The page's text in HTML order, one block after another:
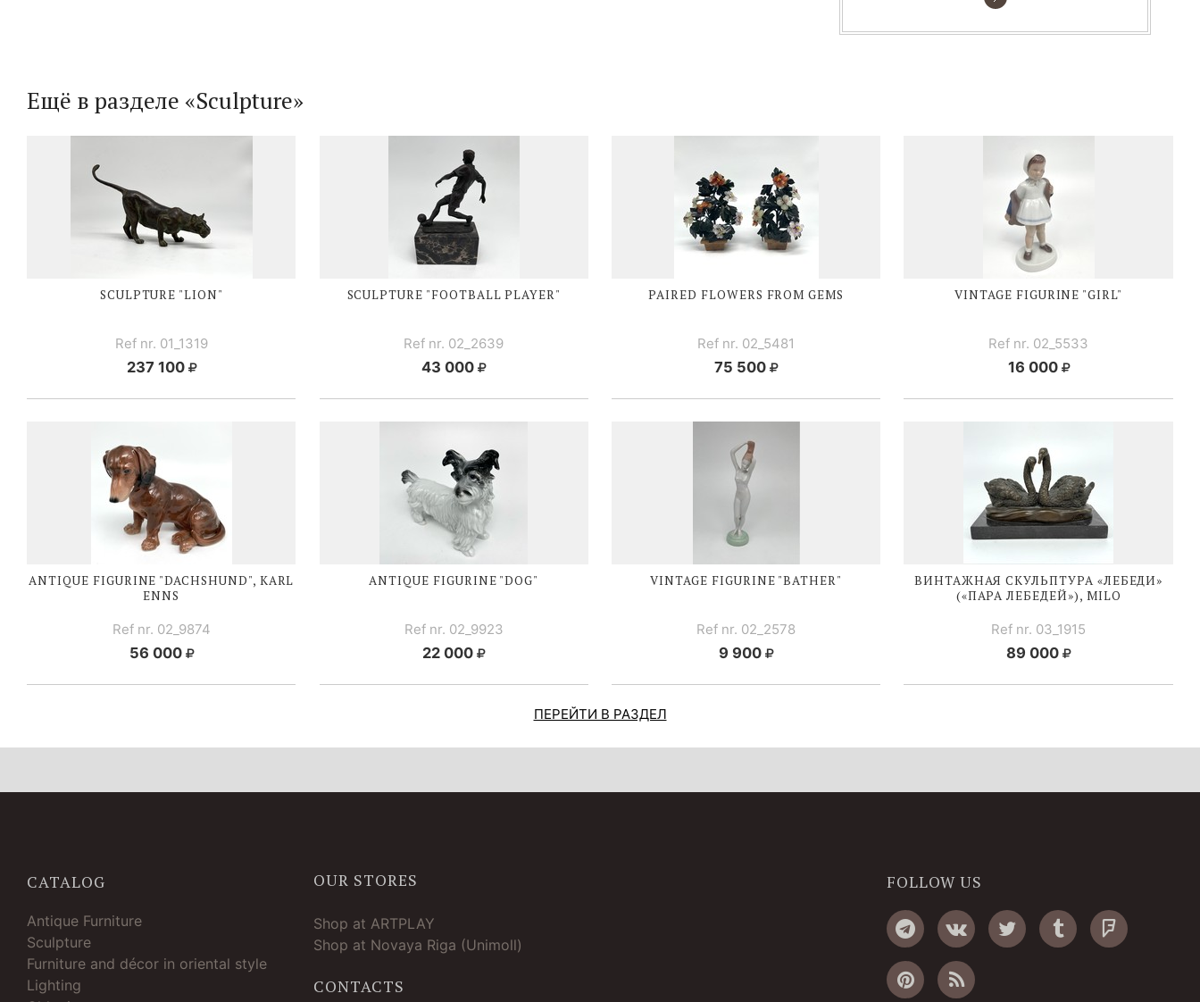
Ещё в разделе «Sculpture»
SCULPTURE "LION"
Ref nr. 01_1319
237 100
SCULPTURE "FOOTBALL PLAYER"
Ref nr. 02_2639
43 000
PAIRED FLOWERS FROM GEMS
Ref nr. 02_5481
75 500
VINTAGE FIGURINE "GIRL"
Ref nr. 02_5533
16 000
ANTIQUE FIGURINE "DACHSHUND", KARL
ENNS
Ref nr. 02_9874
56 000
ANTIQUE FIGURINE "DOG"
Ref nr. 02_9923
22 000
VINTAGE FIGURINE "BATHER"
Ref nr. 02_2578
9 900
ВИНТАЖНАЯ СКУЛЬПТУРА «ЛЕБЕДИ»
(«ПАРА ЛЕБЕДЕЙ»), MILO
Ref nr. 03_1915
89 000
ПЕРЕЙТИ В РАЗДЕЛ
CATALOG
Antique Furniture
Sculpture
Furniture and décor in oriental style
Lighting
OUR STORES
Shop at ARTPLAY
Shop at Novaya Riga (Unimoll)
CONTACTS
FOLLOW US